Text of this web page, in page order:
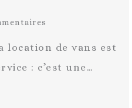
location de vans est
: c’est une…